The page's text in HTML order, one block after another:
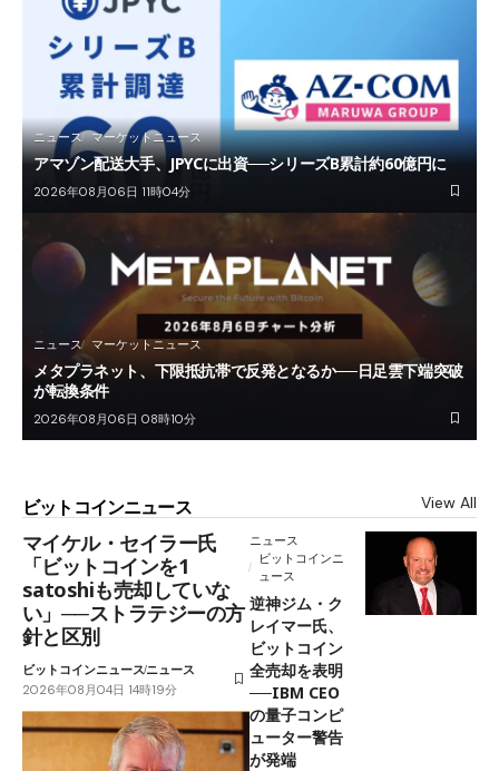
ニュース マーケットニュース
アマゾン配送大手、JPYCに出資──シリーズB累計約60億円に
2026年08月06日 11時04分
ニュース マーケットニュース
メタプラネット、下限抵抗帯で反発となるか──日足雲下端突破
が転換条件
2026年08月06日 08時10分
ビットコインニュース View All
マイケル・セイラー氏
「ビットコインを1
satoshiも売却していな
い」──ストラテジーの方
針と区別
ビットコインニュースニュース
2026年08月04日 14時19分
ニュース
ビットコインニ
ュース
逆神ジム・ク
レイマー氏、
ビットコイン
全売却を表明
──IBM CEO
の量子コンピ
ューター警告
が発端